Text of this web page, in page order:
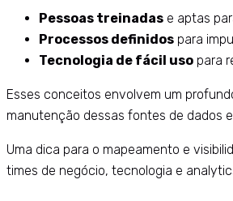
Pessoas treinadas e aptas
Processos definidos para
Tecnologia de fácil uso para
Esses conceitos envolvem um
manutenção dessas fontes de dados
Uma dica para o mapeamento e
times de negócio, tecnologia e